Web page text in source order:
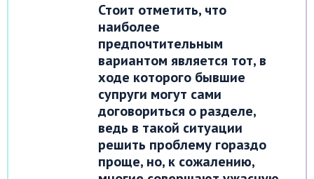
Стоит отметить, что
наиболее
предпочтительным
вариантом является тот, в
ходе которого бывшие
супруги могут сами
договориться о разделе,
ведь в такой ситуации
решить проблему гораздо
проще, но, к сожалению,